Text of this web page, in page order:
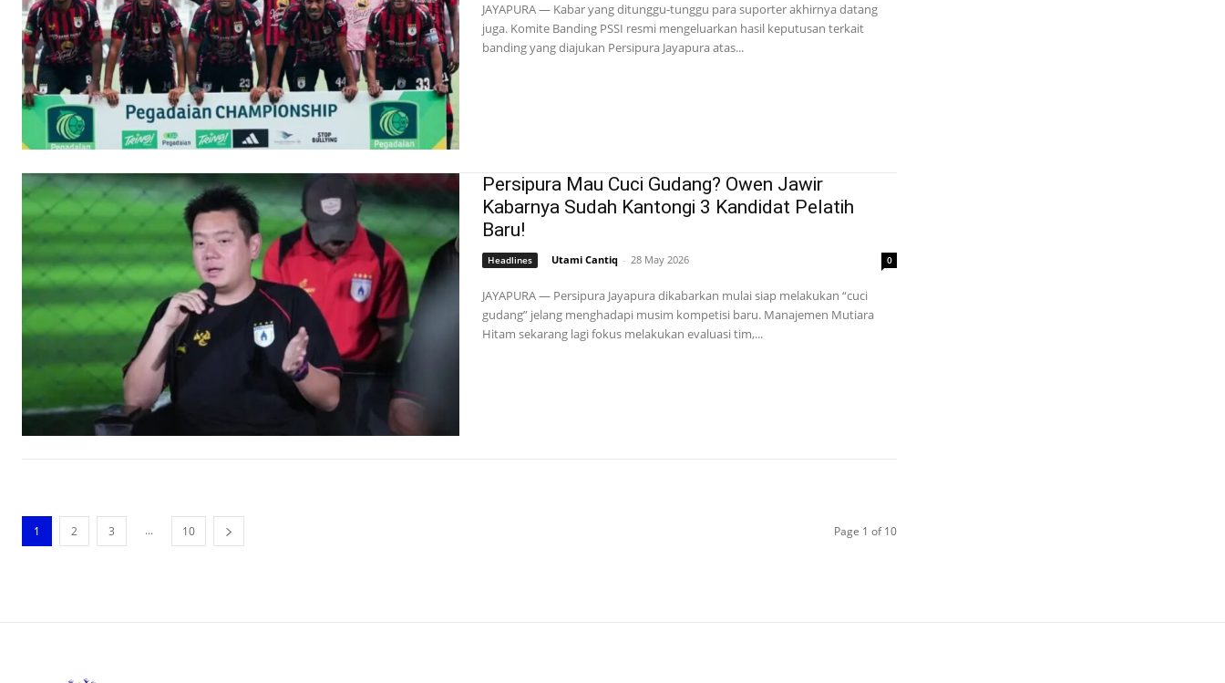
JAYAPURA — Kabar yang ditunggu-tunggu para suporter akhirnya datang
juga. Komite Banding PSSI resmi mengeluarkan hasil keputusan terkait
banding yang diajukan Persipura Jayapura atas...
Persipura Mau Cuci Gudang? Owen Jawir
Kabarnya Sudah Kantongi 3 Kandidat Pelatih
Baru!
Headlines Utami Cantiq - 28 May 2026 0
JAYAPURA — Persipura Jayapura dikabarkan mulai siap melakukan “cuci
gudang” jelang menghadapi musim kompetisi baru. Manajemen Mutiara
Hitam sekarang lagi fokus melakukan evaluasi tim,...
1 2 3 ... 10 Page 1 of 10